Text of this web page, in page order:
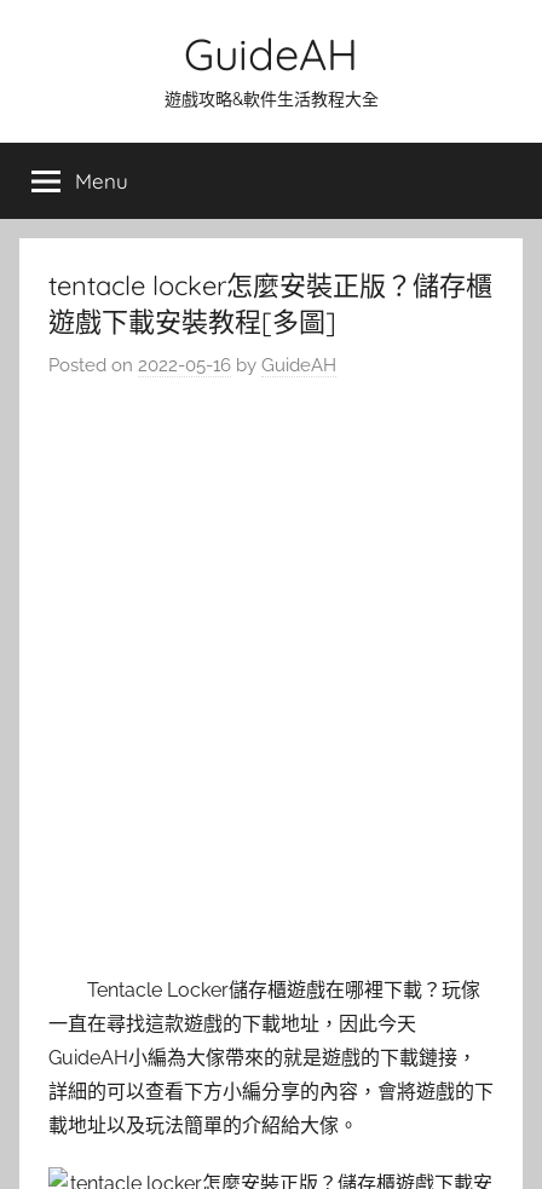
GuideAH
遊戲攻略&軟件生活教程大全
Menu
tentacle locker怎麼安裝正版？儲存櫃
遊戲下載安裝教程[多圖]
Posted on 2022-05-16 by GuideAH
Tentacle Locker儲存櫃遊戲在哪裡下載？玩傢
一直在尋找這款遊戲的下載地址，因此今天
GuideAH小編為大傢帶來的就是遊戲的下載鏈接，
詳細的可以查看下方小編分享的內容，會將遊戲的下
載地址以及玩法簡單的介紹給大傢。